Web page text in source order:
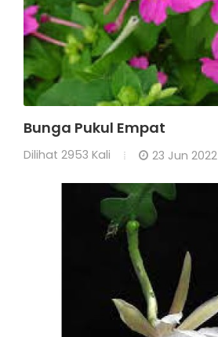
Bunga Pukul Empat
Dilihat 2953 Kali 23 Jun 2022